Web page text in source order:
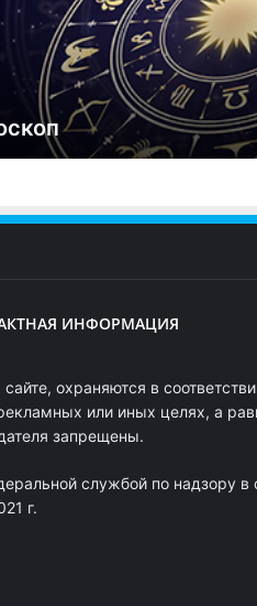
ИНФОРМАЦИЯ
охраняются в
или иных целях, а
запрещены.
службой по надзору в
г.